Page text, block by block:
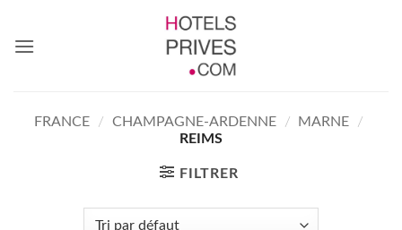
contenu
FRANCE / CHAMPAGNE-ARDENNE / MARNE
/
REIMS
FILTRER